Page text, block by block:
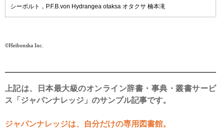
シーボルト，P.F.B.von Hydrangea otaksa オタクサ 楠本滝
©Heibonsha Inc.
上記は、日本最大級のオンライン辞書・事典・叢書サービ
ス「ジャパンナレッジ」のサンプル記事です。
ジャパンナレッジは、自分だけの専用図書館。